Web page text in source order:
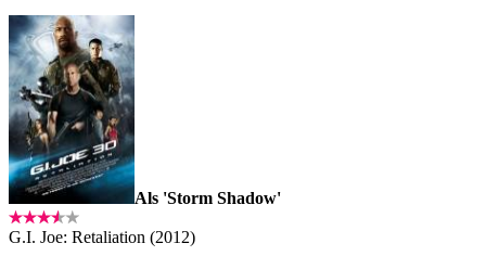
Als 'Storm Shadow'
G.I. Joe: Retaliation (2012)